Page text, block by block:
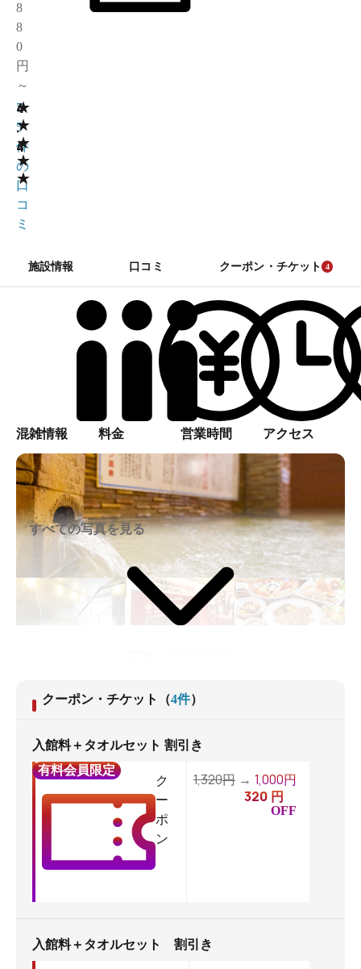
8
8
0
円
～
★
★
★
★
★
4
.
4
7
5
件
の
口
コ
ミ
施設情報 口コミ クーポン・チケット 4
混雑情報 料金 営業時間 アクセス
すべての写真を見る
クーポン・チケット （4件）
入館料＋タオルセット 割引き
有料会員限定
ク
ー
ポ
ン
1,320円 → 1,000円
320 円
OFF
入館料＋タオルセット 割引き